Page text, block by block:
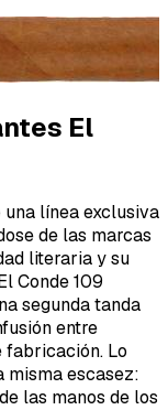
El
línea exclusiva
de las marcas
literaria y su
Conde 109
segunda tanda
entre
fabricación. Lo
misma escasez:
las manos de los